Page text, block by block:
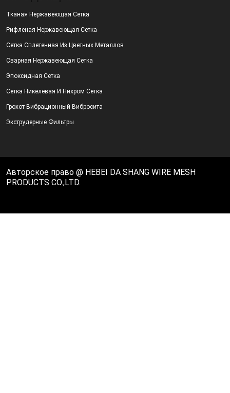
Тканая Нержавеющая Сетка
Рифленая Нержавеющая Сетка
Сетка Сплетенная Из Цветных Металлов
Сварная Нержавеющая Сетка
Эпоксидная Сетка
Сетка Никелевая И Нихром Сетка
Грохот Вибрационный Вибросита
Экструдерные Фильтры
Авторское право @ HEBEI DA SHANG WIRE MESH
PRODUCTS CO.,LTD.